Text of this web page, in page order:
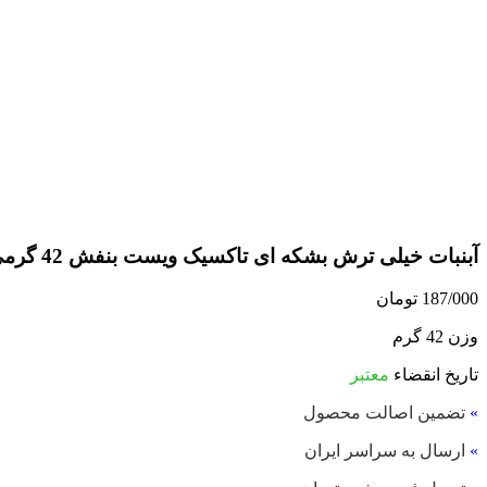
آبنبات خیلی ترش بشکه ای تاکسیک ویست بنفش 42 گرمی
187/000 تومان
وزن 42 گرم
تاریخ انقضاء معتبر
» تضمین اصالت محصول
» ارسال به سراسر ایران